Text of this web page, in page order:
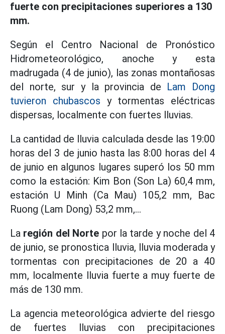
fuerte con precipitaciones superiores a 130
mm.
Según el Centro Nacional de Pronóstico
Hidrometeorológico, anoche y esta
madrugada (4 de junio), las zonas montañosas
del norte, sur y la provincia de Lam Dong
tuvieron chubascos y tormentas eléctricas
dispersas, localmente con fuertes lluvias.
La cantidad de lluvia calculada desde las 19:00
horas del 3 de junio hasta las 8:00 horas del 4
de junio en algunos lugares superó los 50 mm
como la estación: Kim Bon (Son La) 60,4 mm,
estación U Minh (Ca Mau) 105,2 mm, Bac
Ruong (Lam Dong) 53,2 mm,...
La región del Norte por la tarde y noche del 4
de junio, se pronostica lluvia, lluvia moderada y
tormentas con precipitaciones de 20 a 40
mm, localmente lluvia fuerte a muy fuerte de
más de 130 mm.
La agencia meteorológica advierte del riesgo
de fuertes lluvias con precipitaciones